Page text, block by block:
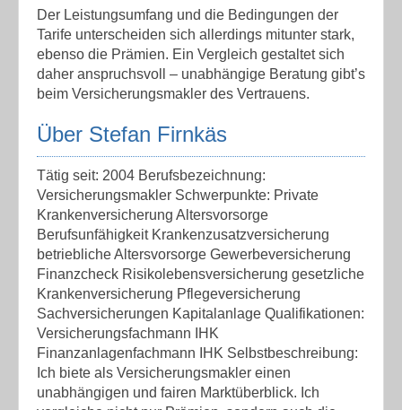
Der Leistungsumfang und die Bedingungen der
Tarife unterscheiden sich allerdings mitunter stark,
ebenso die Prämien. Ein Vergleich gestaltet sich
daher anspruchsvoll – unabhängige Beratung gibt’s
beim Versicherungsmakler des Vertrauens.
Über Stefan Firnkäs
Tätig seit: 2004 Berufsbezeichnung:
Versicherungsmakler Schwerpunkte: Private
Krankenversicherung Altersvorsorge
Berufsunfähigkeit Krankenzusatzversicherung
betriebliche Altersvorsorge Gewerbeversicherung
Finanzcheck Risikolebensversicherung gesetzliche
Krankenversicherung Pflegeversicherung
Sachversicherungen Kapitalanlage Qualifikationen:
Versicherungsfachmann IHK
Finanzanlagenfachmann IHK Selbstbeschreibung:
Ich biete als Versicherungsmakler einen
unabhängigen und fairen Marktüberblick. Ich